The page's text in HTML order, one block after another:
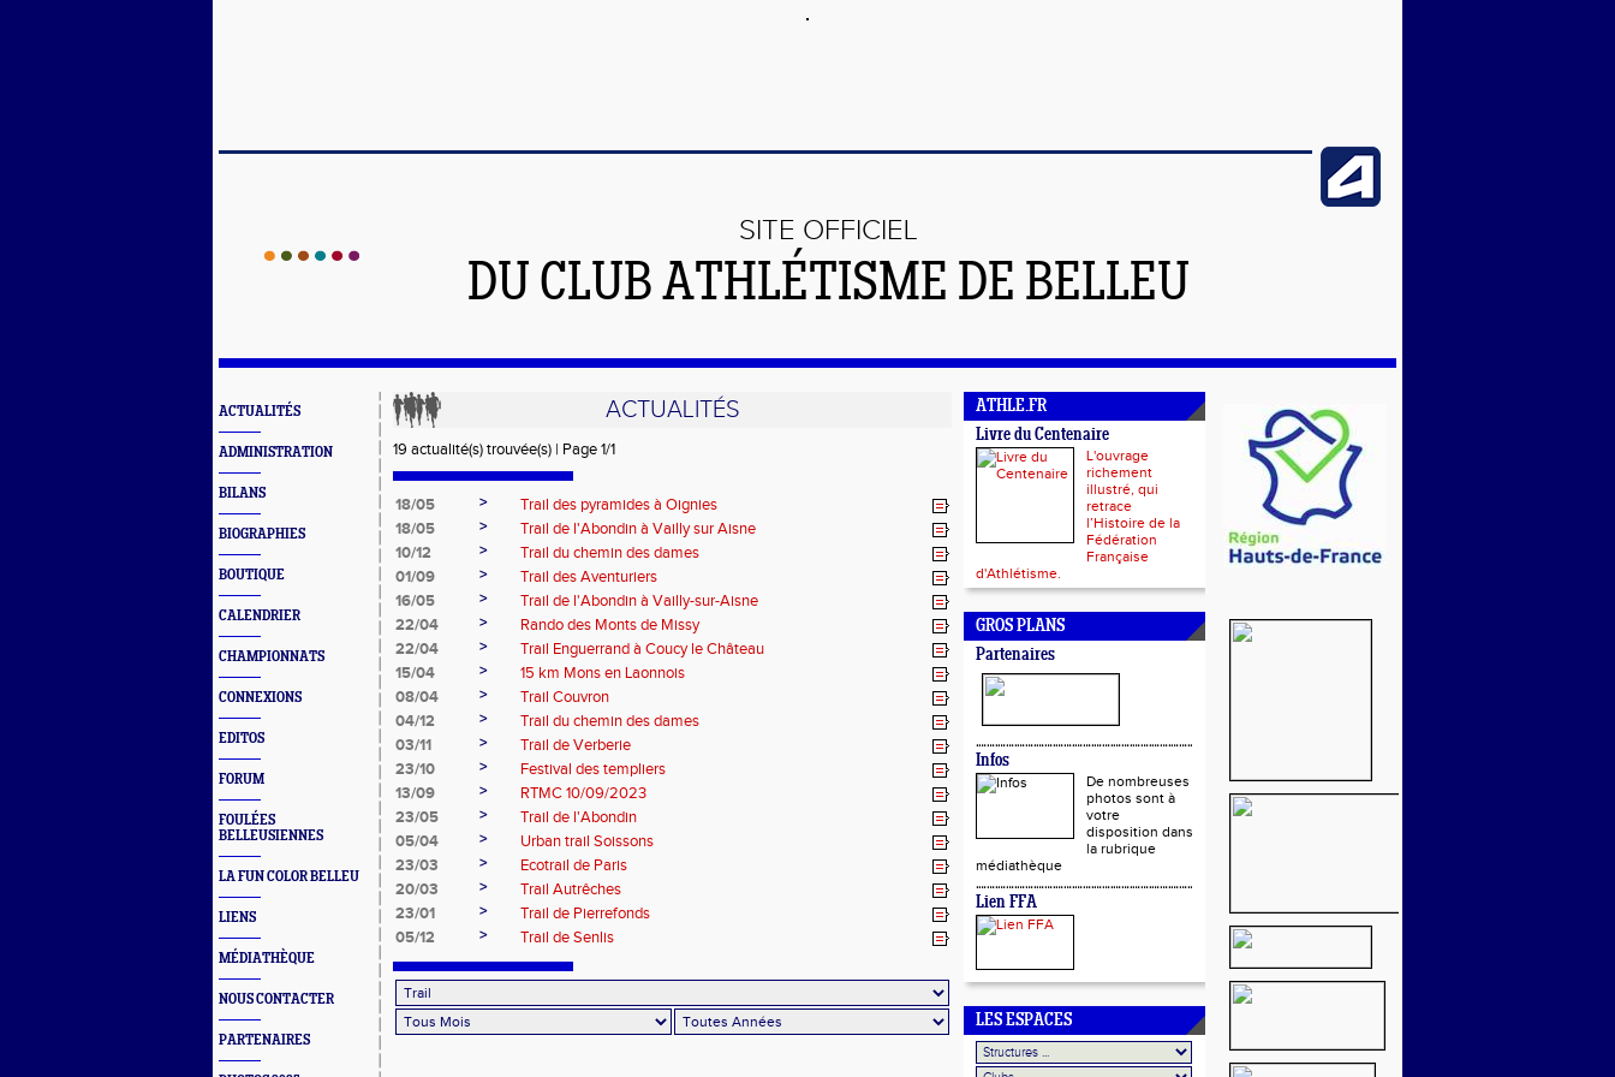
SITE OFFICIEL
DU CLUB ATHLÉTISME DE BELLEU
ACTUALITÉS
ADMINISTRATION
BILANS
BIOGRAPHIES
BOUTIQUE
CALENDRIER
CHAMPIONNATS
CONNEXIONS
EDITOS
FORUM
FOULÉES
BELLEUSIENNES
LA FUN COLOR BELLEU
LIENS
MÉDIATHÈQUE
NOUS CONTACTER
PARTENAIRES
ACTUALITÉS
19 actualité(s) trouvée(s) | Page 1/1
18/05 >
Trail des pyramides à Oignies
18/05
>
Trail de l'Abondin à Vailly sur Aisne
10/12
>
Trail du chemin des dames
01/09
>
Trail des Aventuriers
16/05
>
Trail de l'Abondin à Vailly-sur-Aisne
22/04
>
Rando des Monts de Missy
22/04
>
Trail Enguerrand à Coucy le Château
15/04
>
15 km Mons en Laonnois
08/04
>
Trail Couvron
04/12
>
Trail du chemin des dames
03/11
>
Trail de Verberie
23/10
>
Festival des templiers
13/09
>
RTMC 10/09/2023
23/05
>
Trail de l'Abondin
05/04
>
Urban trail Soissons
23/03
>
Ecotrail de Paris
20/03
>
Trail Autrêches
23/01
>
Trail de Pierrefonds
05/12
> Trail de Senlis
ATHLE.FR
Livre du Centenaire
L'ouvrage
richement
illustré, qui
retrace
l’Histoire de la
Fédération
Française
d'Athlétisme.
GROS PLANS
Partenaires
Infos
De nombreuses
photos sont à
votre
disposition dans
la rubrique
médiathèque
Lien FFA
LES ESPACES